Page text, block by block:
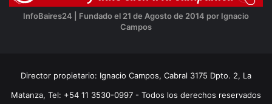
InfoBaires24 | Fundado el 21 de Agosto de 2014 por Ignacio
Campos
Director propietario: Ignacio Campos, Cabral 3175 Dpto. 2, La
Matanza, Tel: +54 11 3530-0997 - Todos los derechos reservados